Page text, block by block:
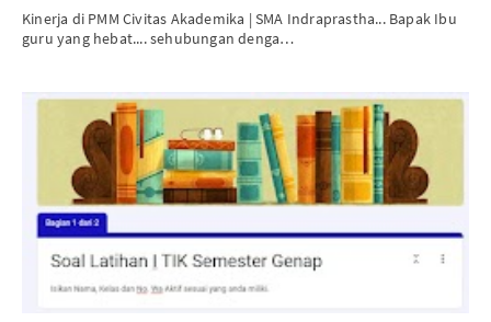
Kinerja di PMM Civitas Akademika | SMA Indraprastha...Bapak Ibu
guru yang hebat.... sehubungan denga…